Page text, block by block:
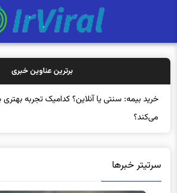
برترین عناوین خبری
خری